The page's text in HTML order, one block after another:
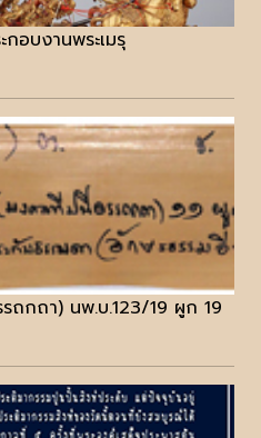
กอบงานพระเมรุ
กถา) นพ.บ.123/19 ผูก 19